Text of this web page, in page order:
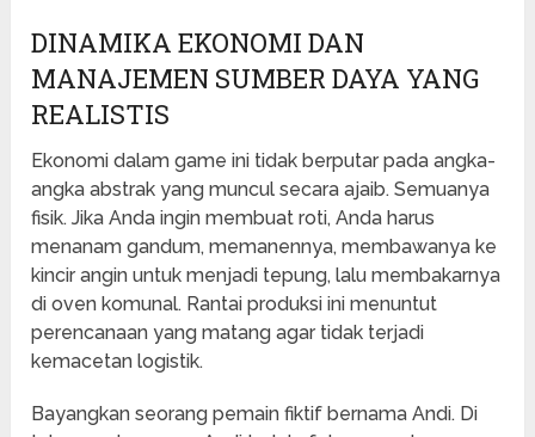
DINAMIKA EKONOMI DAN
MANAJEMEN SUMBER DAYA YANG
REALISTIS
Ekonomi dalam game ini tidak berputar pada angka-
angka abstrak yang muncul secara ajaib. Semuanya
fisik. Jika Anda ingin membuat roti, Anda harus
menanam gandum, memanennya, membawanya ke
kincir angin untuk menjadi tepung, lalu membakarnya
di oven komunal. Rantai produksi ini menuntut
perencanaan yang matang agar tidak terjadi
kemacetan logistik.
Bayangkan seorang pemain fiktif bernama Andi. Di